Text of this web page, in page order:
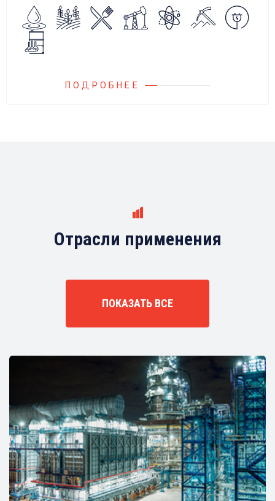
Блок управления Ареоматик совместим с
любыми насосами российских и
иностранных производителей.
ПОДРОБНЕЕ
Отрасли применения
ПОКАЗАТЬ ВСЕ